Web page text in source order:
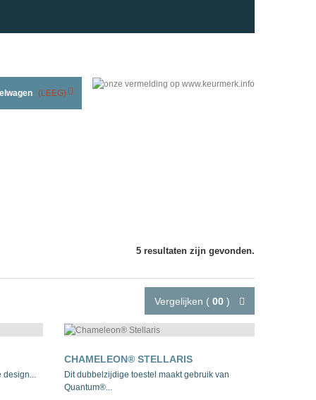
(LEEG)
5 resultaten zijn gevonden.
Vergelijken ( 00 )
CHAMELEON® STELLARIS
Dit dubbelzijdige toestel maakt gebruik van
Quantum®...